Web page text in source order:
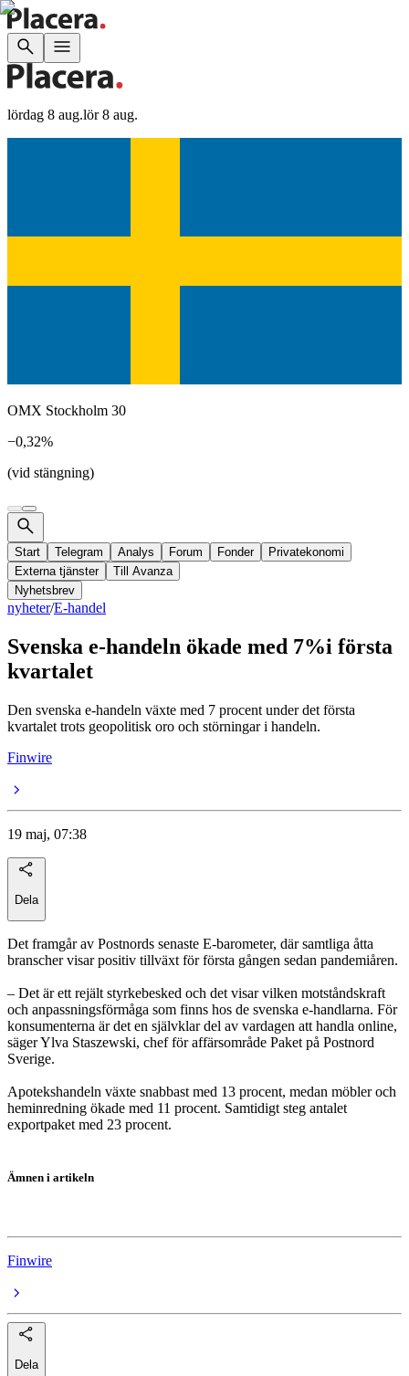
lördag 8 aug.lör 8 aug.
OMX Stockholm 30
−0,32%
(vid stängning)
Start Telegram Analys Forum Fonder
Privatekonomi
Externa tjänster
Till Avanza
Nyhetsbrev
nyheter/E-handel
Svenska e-handeln ökade med 7%i första
kvartalet
Den svenska e-handeln växte med 7 procent under det första
kvartalet trots geopolitisk oro och störningar i handeln.
Finwire
19 maj, 07:38
Dela
Det framgår av Postnords senaste E-barometer, där samtliga åtta
branscher visar positiv tillväxt för första gången sedan pandemiåren.
– Det är ett rejält styrkebesked och det visar vilken motståndskraft
och anpassningsförmåga som finns hos de svenska e-handlarna. För
konsumenterna är det en självklar del av vardagen att handla online,
säger Ylva Staszewski, chef för affärsområde Paket på Postnord
Sverige.
Apotekshandeln växte snabbast med 13 procent, medan möbler och
heminredning ökade med 11 procent. Samtidigt steg antalet
exportpaket med 23 procent.
Ämnen i artikeln
Finwire
Dela